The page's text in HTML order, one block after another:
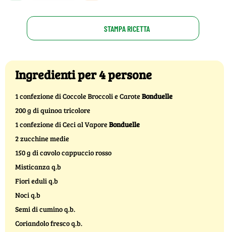
STAMPA RICETTA
Ingredienti per 4 persone
1 confezione di Coccole Broccoli e CaroteBonduelle
200 g di quinoa tricolore
1 confezione di Ceci al VaporeBonduelle
2 zucchine medie
150 g di cavolo cappuccio rosso
Misticanza q.b
Fiori eduli q.b
Noci q.b
Semi di cumino q.b.
Coriandolo fresco q.b.